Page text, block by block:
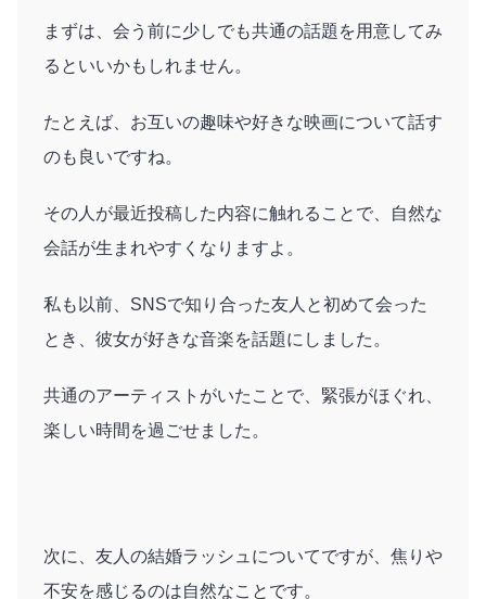
まずは、会う前に少しでも共通の話題を用意してみ
るといいかもしれません。
たとえば、お互いの趣味や好きな映画について話す
のも良いですね。
その人が最近投稿した内容に触れることで、自然な
会話が生まれやすくなりますよ。
私も以前、SNSで知り合った友人と初めて会った
とき、彼女が好きな音楽を話題にしました。
共通のアーティストがいたことで、緊張がほぐれ、
楽しい時間を過ごせました。
次に、友人の結婚ラッシュについてですが、焦りや
不安を感じるのは自然なことです。